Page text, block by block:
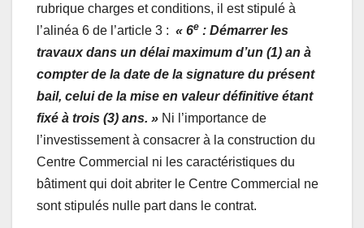
rubrique charges et conditions, il est stipulé à
l’alinéa 6 de l’article 3 : « 6e : Démarrer les
travaux dans un délai maximum d’un (1) an à
compter de la date de la signature du présent
bail, celui de la mise en valeur définitive étant
fixé à trois (3) ans. » Ni l’importance de
l’investissement à consacrer à la construction du
Centre Commercial ni les caractéristiques du
bâtiment qui doit abriter le Centre Commercial ne
sont stipulés nulle part dans le contrat.